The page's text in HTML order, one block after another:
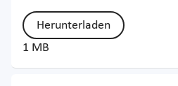
Herunterladen
1 MB